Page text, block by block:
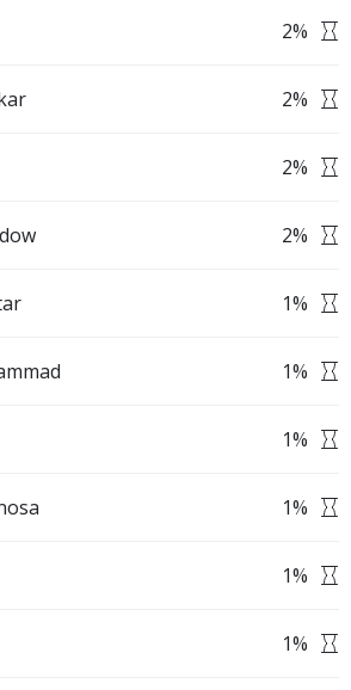
2%
2%
2%
2%
1%
1%
1%
1%
1%
1%